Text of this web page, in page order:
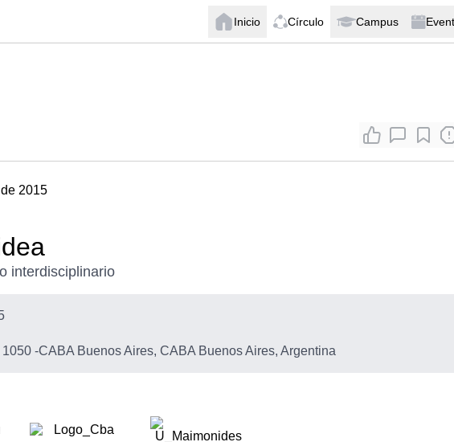
Inicio Círculo Campus
2015
interdisciplinario
1050 -CABA Buenos Aires, CABA Buenos Aires, Argentina